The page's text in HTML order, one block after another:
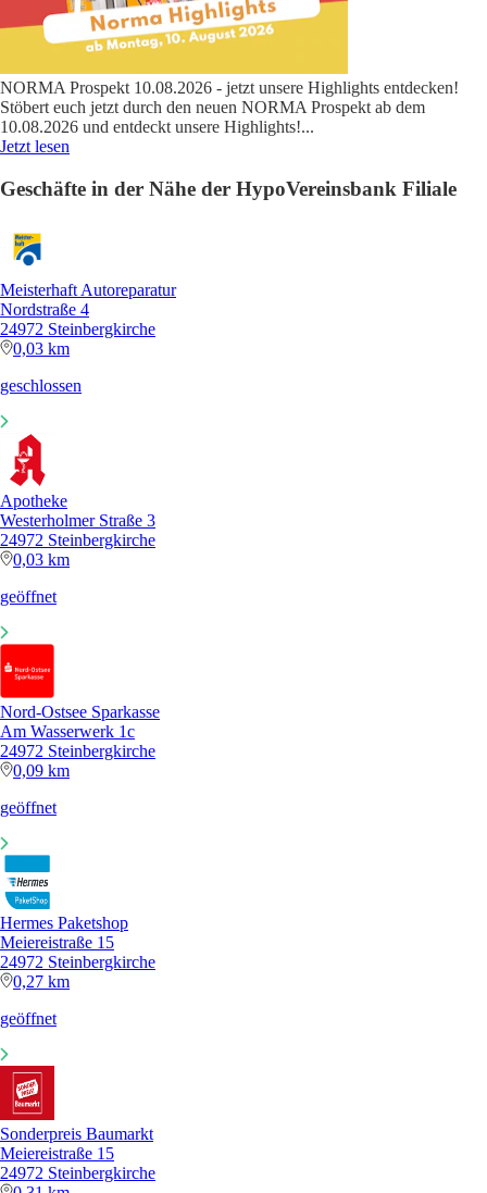
NORMA Prospekt 10.08.2026 - jetzt unsere Highlights entdecken!
Stöbert euch jetzt durch den neuen NORMA Prospekt ab dem
10.08.2026 und entdeckt unsere Highlights!...
Jetzt lesen
Geschäfte in der Nähe der HypoVereinsbank Filiale
Meisterhaft Autoreparatur
Nordstraße 4
24972 Steinbergkirche
0,03 km
geschlossen
Apotheke
Westerholmer Straße 3
24972 Steinbergkirche
0,03 km
geöffnet
Nord-Ostsee Sparkasse
Am Wasserwerk 1c
24972 Steinbergkirche
0,09 km
geöffnet
Hermes Paketshop
Meiereistraße 15
24972 Steinbergkirche
0,27 km
geöffnet
Sonderpreis Baumarkt
Meiereistraße 15
24972 Steinbergkirche